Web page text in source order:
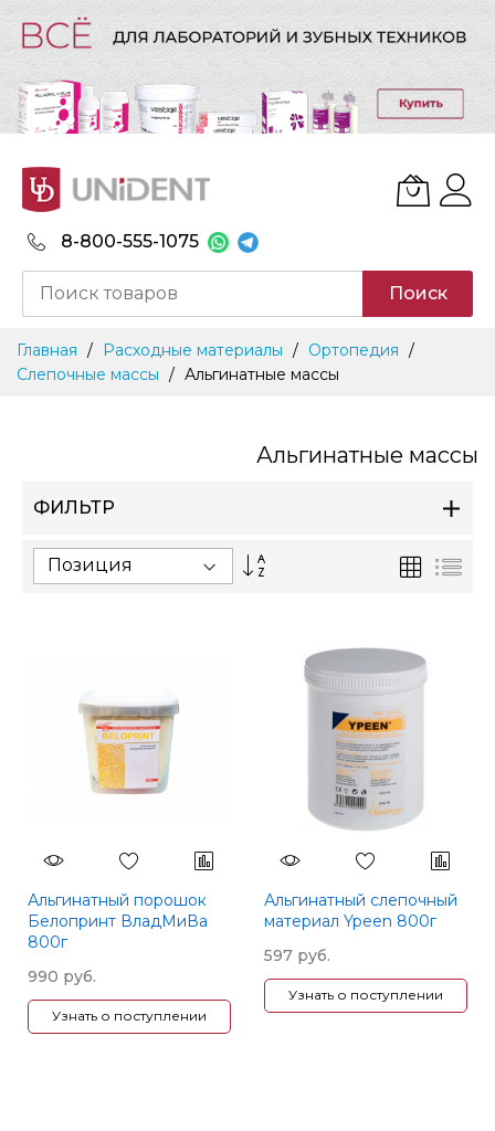
8-800-555-1075
Поиск
Content
Главная Расходные материалы
Ортопедия
Слепочные массы
Альгинатные массы
Альгинатные массы
ФИЛЬТР
Сортируется
убыванию
Сетка
Альгинатный порошок
Белопринт ВладМиВа
800г
990 руб.
Узнать о поступлении
Альгинатный слепочный
материал Ypeen 800г
597 руб.
Узнать о поступлении